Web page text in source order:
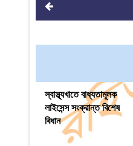
স্বাস্থ্যখাতে বাধ্যতামূলক
লাইসেন্স সংক্রান্ত বিশেষ
বিধান